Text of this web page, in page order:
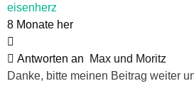
eisenherz
8 Monate her
Antworten an
Max und Moritz
Danke, bitte meinen Beitrag weiter